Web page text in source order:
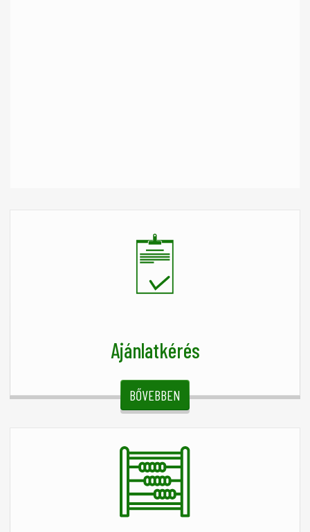
Ajánlatkérés
BŐVEBBEN